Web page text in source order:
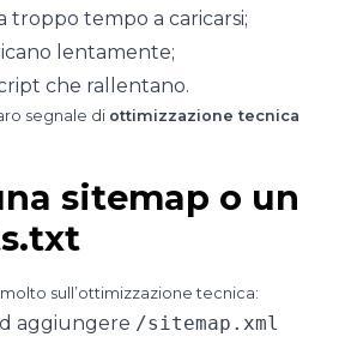
troppo tempo a caricarsi;
lentamente;
che rallentano.
segnale di ottimizzazione tecnica
sitemap o un
sull’ottimizzazione tecnica:
aggiungere /sitemap.xml